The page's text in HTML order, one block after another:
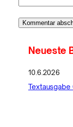
Neueste
10.6.2026
Textausgabe